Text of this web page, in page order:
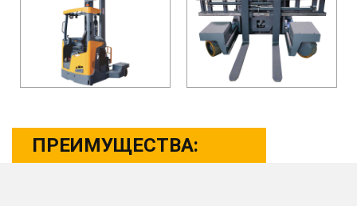
ПРЕИМУЩЕСТВА: